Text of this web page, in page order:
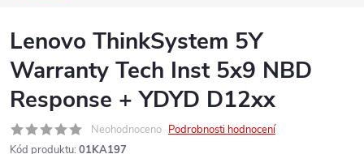
Lenovo ThinkSystem 5Y
Warranty Tech Inst 5x9 NBD
Response + YDYD D12xx
Neohodnoceno Podrobnosti hodnocení
Kód produktu: 01KA197